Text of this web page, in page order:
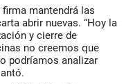
mantendrá las
abrir nuevas. “Hoy la
y cierre de
no creemos que
podríamos analizar